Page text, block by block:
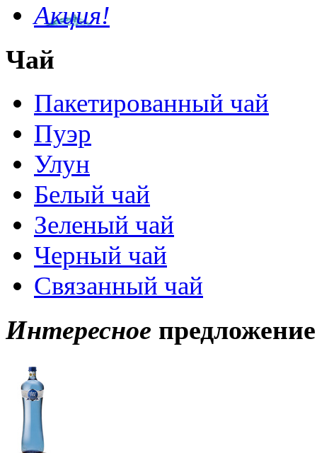
Акция!
Чай
Пакетированный чай
Пуэр
Улун
Белый чай
Зеленый чай
Черный чай
Связанный чай
Интересное предложение